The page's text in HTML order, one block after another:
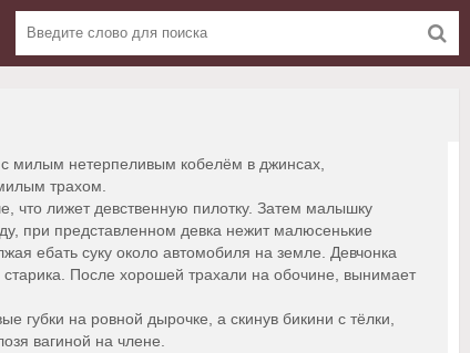
милым нетерпеливым кобелём в джинсах,
трахом.
что лижет девственную пилотку. Затем малышку
при представленном девка нежит малюсенькие
ебать суку около автомобиля на земле. Девчонка
После хорошей трахали на обочине, вынимает
губки на ровной дырочке, а скинув бикини с тёлки,
вагиной на члене.